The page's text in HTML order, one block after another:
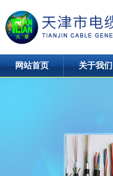
网站首页 关于我们